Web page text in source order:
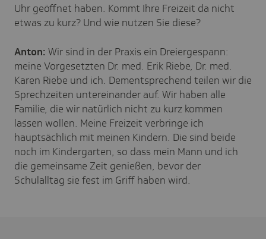
Uhr geöffnet haben. Kommt Ihre Freizeit da nicht
etwas zu kurz? Und wie nutzen Sie diese?
Anton: Wir sind in der Praxis ein Dreiergespann:
meine Vorgesetzten Dr. med. Erik Riebe, Dr. med.
Karen Riebe und ich. Dementsprechend teilen wir die
Sprechzeiten untereinander auf. Wir haben alle
Familie, die wir natürlich nicht zu kurz kommen
lassen wollen. Meine Freizeit verbringe ich
hauptsächlich mit meinen Kindern. Die sind beide
noch im Kindergarten, so dass mein Mann und ich
die gemeinsame Zeit genießen, bevor der
Schulalltag sie fest im Griff haben wird.